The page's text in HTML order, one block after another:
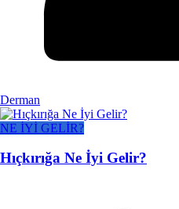
Derman
NE İYİ GELİR?
Hıçkırığa Ne İyi Gelir?